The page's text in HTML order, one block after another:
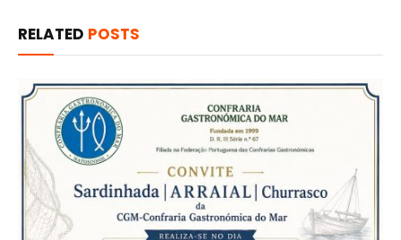
RELATED POSTS